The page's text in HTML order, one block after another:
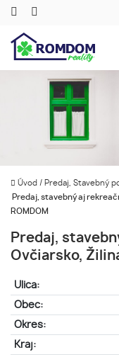
Úvod / Predaj, Stavebný
Predaj, stavebný aj
ROMDOM
Predaj,
Ovčiarsko,
Ulica:
Obec:
Okres:
Kraj: